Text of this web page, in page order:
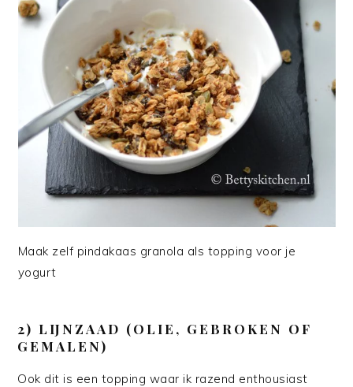
Maak zelf pindakaas granola als topping voor je
yogurt
2) LIJNZAAD (OLIE, GEBROKEN OF
GEMALEN)
Ook dit is een topping waar ik razend enthousiast